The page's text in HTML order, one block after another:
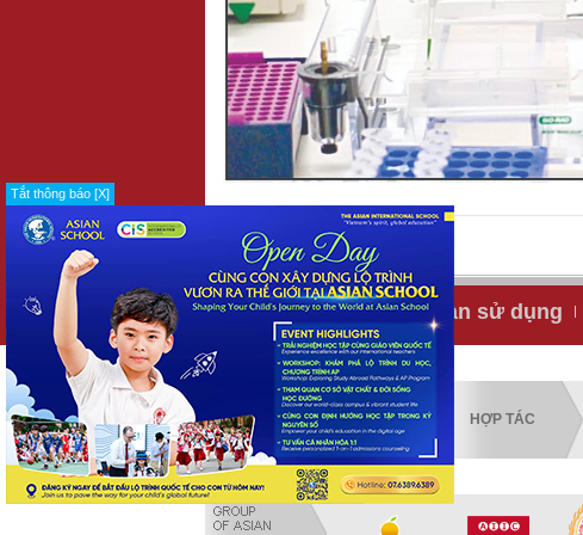
Tắt thông báo [X]
IN GỬI BẠN BÈ
Tuyển dụng Điều khoản sử dụng
KIỂM ĐỊNH HỢP TÁC